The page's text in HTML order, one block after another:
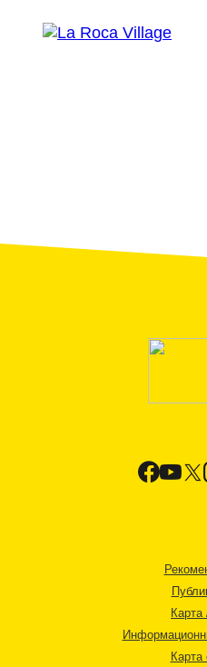
Карта